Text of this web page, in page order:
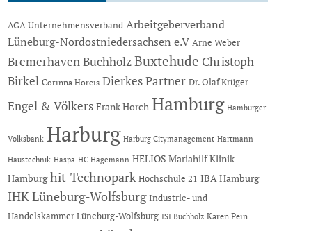
AGA Unternehmensverband Arbeitgeberverband
Lüneburg-Nordostniedersachsen e.V Arne Weber
BremerhavenBuchholzBuxtehude Christoph
Birkel Corinna Horeis Dierkes Partner Dr. Olaf Krüger
Engel & Völkers Frank Horch Hamburg Hamburger
Volksbank Harburg Harburg Citymanagement Hartmann
Haustechnik Haspa HC Hagemann HELIOS Mariahilf Klinik
Hamburg hit-Technopark Hochschule 21 IBA Hamburg
IHK Lüneburg-Wolfsburg Industrie- und
Handelskammer Lüneburg-Wolfsburg ISI Buchholz Karen Pein